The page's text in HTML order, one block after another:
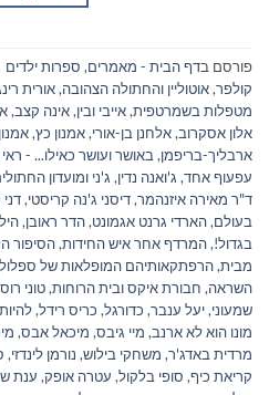
פורסם בדף הבית - מאמרים, ספרות ילדים
קולפר,אוטוליין והחתולה הצהובה,אורית
מטפלות בשמרטפית,אייבי ובין,אינה קצב,
אלון אסקרוב,אלחנן בן-אורי,אמנון כץ,
ארבליך-בריפמן, באושר ועושר כאילו... -
עפעוף אחד, ג'ואנה נדין, ג'ני ומועדון
ד"ר מאירה איזנהמר,דיסני ג'נה קריסטי,
בעולם,הארדי גרנט אגמונט,הדר ראובן,
בגדול!,המרדף אחר איש החידות,הסיפור
מבית,הרפתקאותיהם המופלאות של ספלולון
השראה, חבורת איקס ובית הרוחות,טוני רוס
שמעוני,יעל ענבר, כדורגל, כריס רידל,
מונו הוא לא ארנב, מיי גיבס, מיכאל אבס,
מרדית באדג'ר, משחקי בילוש, נורמן לינדזי,
קריאת כיף, סופי בלקול, עטרה אופק, ענת